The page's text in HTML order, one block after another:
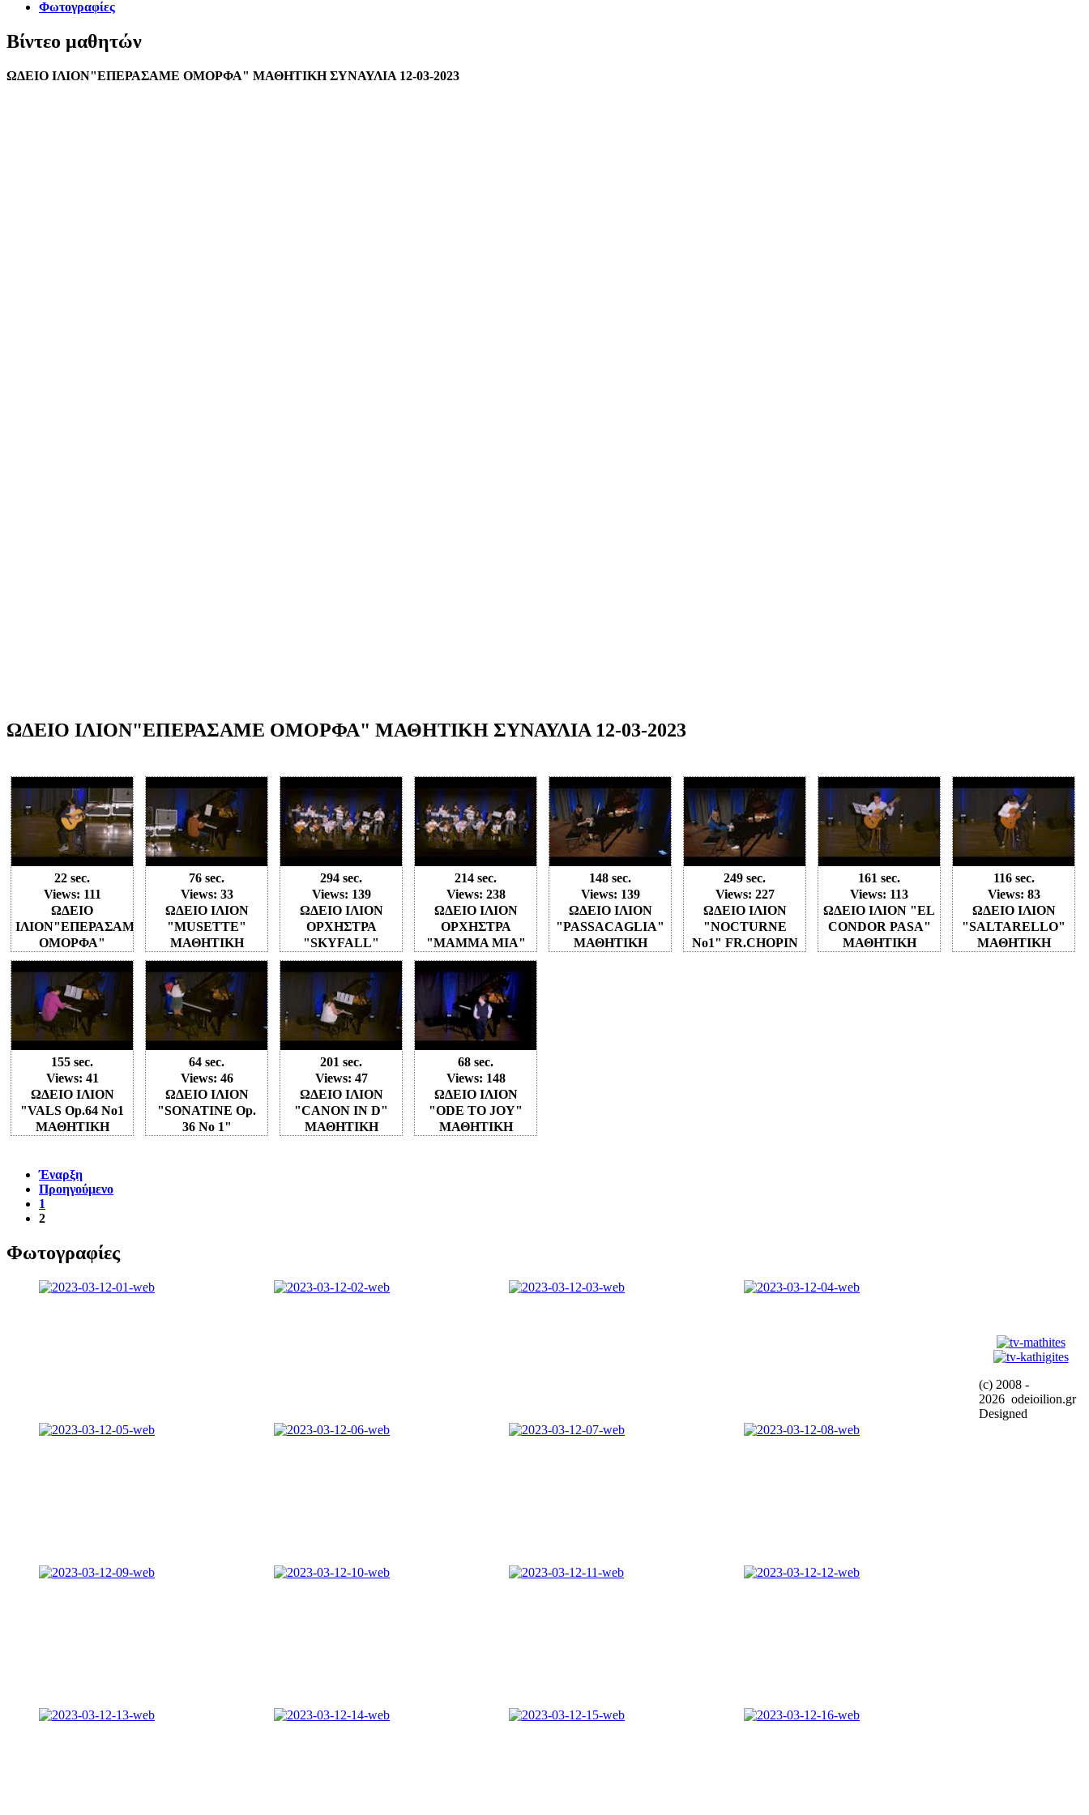
Φωτογραφίες
Βίντεο μαθητών
ΩΔΕΙΟ ΙΛΙΟΝ"ΕΠΕΡΑΣΑΜΕ ΟΜΟΡΦΑ" ΜΑΘΗΤΙΚΗ ΣΥΝΑΥΛΙΑ 12-03-2023
ΩΔΕΙΟ ΙΛΙΟΝ"ΕΠΕΡΑΣΑΜΕ ΟΜΟΡΦΑ" ΜΑΘΗΤΙΚΗ ΣΥΝΑΥΛΙΑ 12-03-2023
22 sec.
Views: 111
ΩΔΕΙΟ
ΙΛΙΟΝ"ΕΠΕΡΑΣΑΜΕ
ΟΜΟΡΦΑ"
ΜΑΘΗΤΙΚΗ
ΣΥΝΑΥΛΙΑ 12-03-
2023
76 sec.
Views: 33
ΩΔΕΙΟ ΙΛΙΟΝ
"MUSETTE"
ΜΑΘΗΤΙΚΗ
ΣΥΝΑΥΛΙΑ 12-03-
2023
294 sec.
Views: 139
ΩΔΕΙΟ ΙΛΙΟΝ
ΟΡΧΗΣΤΡΑ
"SKYFALL"
ΜΑΘΗΤΙΚΗ
ΣΥΝΑΥΛΙΑ 12-03-
2023
214 sec.
Views: 238
ΩΔΕΙΟ ΙΛΙΟΝ
ΟΡΧΗΣΤΡΑ
"ΜΑΜΜΑ ΜΙΑ"
ΜΑΘΗΤΙΚΗ
ΣΥΝΑΥΛΙΑ 12-03-
2023
148 sec.
Views: 139
ΩΔΕΙΟ ΙΛΙΟΝ
"PASSACAGLIA"
ΜΑΘΗΤΙΚΗ
249 sec.
Views: 227
ΩΔΕΙΟ ΙΛΙΟΝ
"NOCTURNE
No1" FR.CHOPIN
161 sec.
Views: 113
ΩΔΕΙΟ ΙΛΙΟΝ "EL
CONDOR PASA"
ΜΑΘΗΤΙΚΗ
116 sec.
Views: 83
ΩΔΕΙΟ ΙΛΙΟΝ
"SALTARELLO"
ΜΑΘΗΤΙΚΗ
155 sec.
Views: 41
ΩΔΕΙΟ ΙΛΙΟΝ
"VALS Op.64 No1
ΜΑΘΗΤΙΚΗ
64 sec.
Views: 46
ΩΔΕΙΟ ΙΛΙΟΝ
"SONATINE Op.
36 No 1"
201 sec.
Views: 47
ΩΔΕΙΟ ΙΛΙΟΝ
"CANON IN D"
ΜΑΘΗΤΙΚΗ
68 sec.
Views: 148
ΩΔΕΙΟ ΙΛΙΟΝ
"ODE TO JOY"
ΜΑΘΗΤΙΚΗ
Έναρξη
Προηγούμενο
1
2
Φωτογραφίες
(c) 2008 -
2026 odeioilion.gr
Designed